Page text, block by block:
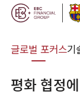
글로벌 포커스기
평화 협정